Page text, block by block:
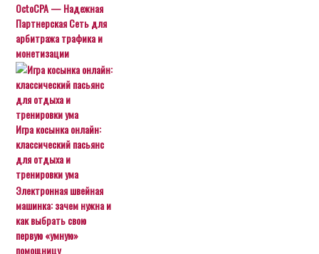
OctoCPA — Надежная
Партнерская Сеть для
арбитража трафика и
монетизации
Игра косынка онлайн:
классический пасьянс
для отдыха и
тренировки ума
Электронная швейная
машинка: зачем нужна и
как выбрать свою
первую «умную»
помощницу